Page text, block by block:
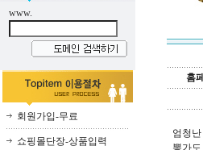
www.
회원가입-무료
쇼핑몰단장-상품입력
홈
엄청
뽕가